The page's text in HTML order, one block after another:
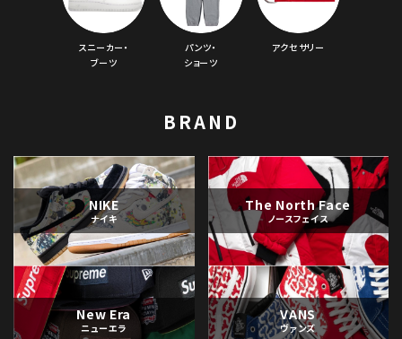
スニーカー・
ブーツ
パンツ・
ショーツ
アクセサリー
BRAND
NIKE
ナイキ
The North Face
ノースフェイス
New Era
ニューエラ
VANS
ヴァンズ